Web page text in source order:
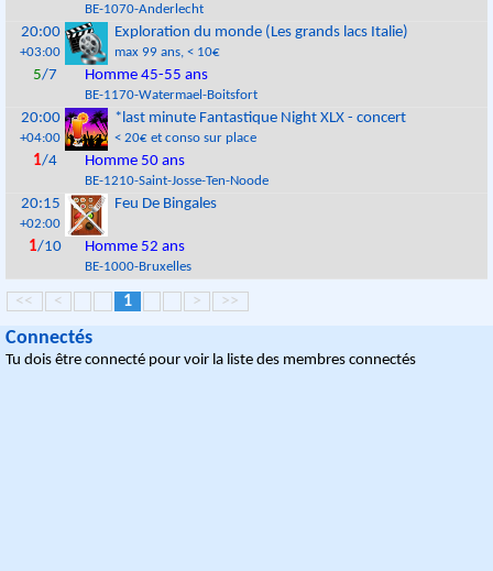
BE-1070-Anderlecht
20:00
+03:00
Exploration du monde (Les grands lacs Italie)
max 99 ans, < 10€
5/7 Homme 45-55 ans
BE-1170-Watermael-Boitsfort
20:00
+04:00
*last minute Fantastique Night XLX - concert
< 20€ et conso sur place
1/4 Homme 50 ans
BE-1210-Saint-Josse-Ten-Noode
20:15
+02:00
Feu De Bingales
1/10 Homme 52 ans
BE-1000-Bruxelles
<< < 1 > >>
Connectés
Tu dois être connecté pour voir la liste des membres connectés